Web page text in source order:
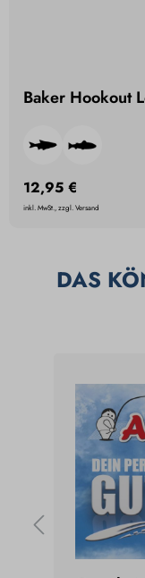
Baker Hookout
12,95 €
inkl. MwSt., zzgl. Versand
DAS